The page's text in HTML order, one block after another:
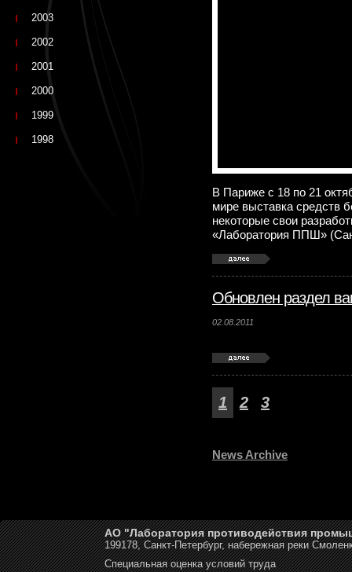
В Париже с 18 по 21
мире выставка средств
некоторые свои
«Лаборатория ППШ»
Обновлен раздел
02.08.2011
1 2 3
News Archive
2003
2002
2001
2000
1999
1998
АО "Лаборатория противодействия
199178, Санкт-Петербург, набережная реки
Специальная оценка условий труда